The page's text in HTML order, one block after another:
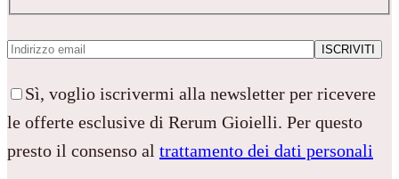
Sì, voglio iscrivermi alla newsletter per ricevere
le offerte esclusive di Rerum Gioielli. Per questo
presto il consenso al trattamento dei dati personali